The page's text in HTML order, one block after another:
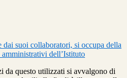
suoi collaboratori, si occupa della
dell’Istituto
da questo utilizzati si avvalgono di